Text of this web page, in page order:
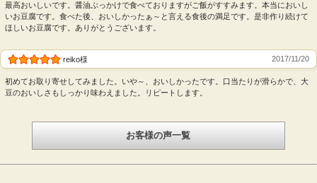
便利！使い勝手のよい2個分けタイプ
便利な2個分けパックだから、片方だけ使って残りは冷
蔵庫へ。衛生的に保管できるので、無駄なくお使いいた
だけます。消泡剤や乳化剤、遺伝子組み換え大豆は使用
しておりません。
最高おいしいです。醤油ぶっかけで食べておりますがご飯がすすみます。本当においし
いお豆腐です。食べた後、おいしかったぁ～と言える食後の満足です。是非作り続けて
ほしいお豆腐です。ありがとうございます。
reiko様 2017/11/20
初めてお取り寄せしてみました。いや～、おいしかったです。口当たりが滑らかで、大
豆のおいしさもしっかり味わえました。リピートします。
お客様の声一覧